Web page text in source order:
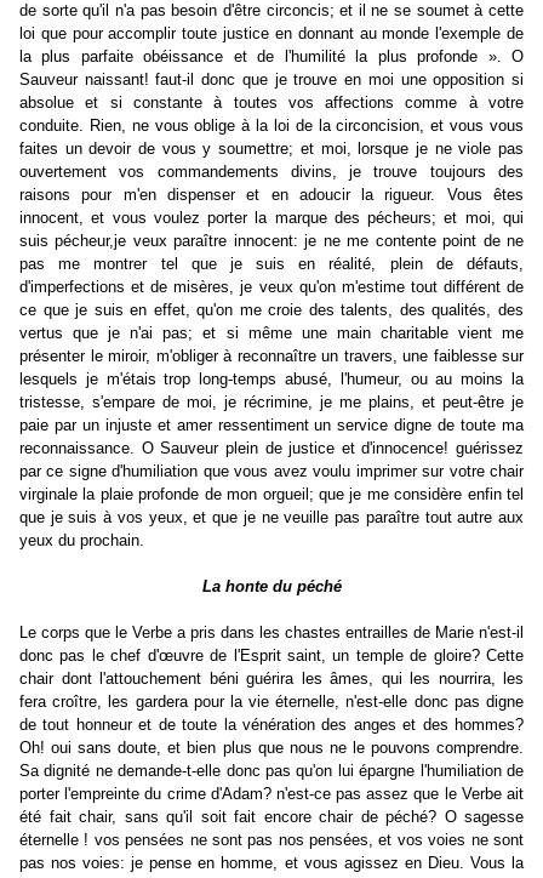
de sorte qu'il n'a pas besoin d'être circoncis; et il ne se soumet à cette
loi que pour accomplir toute justice en donnant au monde l'exemple de
la plus parfaite obéissance et de l'humilité la plus profonde ». O
Sauveur naissant! faut-il donc que je trouve en moi une opposition si
absolue et si constante à toutes vos affections comme à votre
conduite. Rien, ne vous oblige à la loi de la circoncision, et vous vous
faites un devoir de vous y soumettre; et moi, lorsque je ne viole pas
ouvertement vos commandements divins, je trouve toujours des
raisons pour m'en dispenser et en adoucir la rigueur. Vous êtes
innocent, et vous voulez porter la marque des pécheurs; et moi, qui
suis pécheur,je veux paraître innocent: je ne me contente point de ne
pas me montrer tel que je suis en réalité, plein de défauts,
d'imperfections et de misères, je veux qu'on m'estime tout différent de
ce que je suis en effet, qu'on me croie des talents, des qualités, des
vertus que je n'ai pas; et si même une main charitable vient me
présenter le miroir, m'obliger à reconnaître un travers, une faiblesse sur
lesquels je m'étais trop long-temps abusé, l'humeur, ou au moins la
tristesse, s'empare de moi, je récrimine, je me plains, et peut-être je
paie par un injuste et amer ressentiment un service digne de toute ma
reconnaissance. O Sauveur plein de justice et d'innocence! guérissez
par ce signe d'humiliation que vous avez voulu imprimer sur votre chair
virginale la plaie profonde de mon orgueil; que je me considère enfin tel
que je suis à vos yeux, et que je ne veuille pas paraître tout autre aux
yeux du prochain.
La honte du péché
Le corps que le Verbe a pris dans les chastes entrailles de Marie n'est-il
donc pas le chef d'œuvre de l'Esprit saint, un temple de gloire? Cette
chair dont l'attouchement béni guérira les âmes, qui les nourrira, les
fera croître, les gardera pour la vie éternelle, n'est-elle donc pas digne
de tout honneur et de toute la vénération des anges et des hommes?
Oh! oui sans doute, et bien plus que nous ne le pouvons comprendre.
Sa dignité ne demande-t-elle donc pas qu'on lui épargne l'humiliation de
porter l'empreinte du crime d'Adam? n'est-ce pas assez que le Verbe ait
été fait chair, sans qu'il soit fait encore chair de péché? O sagesse
éternelle ! vos pensées ne sont pas nos pensées, et vos voies ne sont
pas nos voies: je pense en homme, et vous agissez en Dieu. Vous la